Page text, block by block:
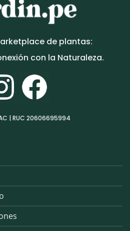
de plantas:
con la Naturaleza.
| RUC 20606695994